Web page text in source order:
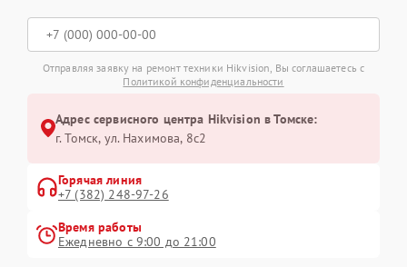
Отправляя заявку на ремонт техники Hikvision, Вы соглашаетесь с
Политикой конфиденциальности
Адрес сервисного центра Hikvision в Томске:
г. Томск, ул. Нахимова, 8с2
Горячая линия
+7 (382) 248-97-26
Время работы
Ежедневно с 9:00 до 21:00